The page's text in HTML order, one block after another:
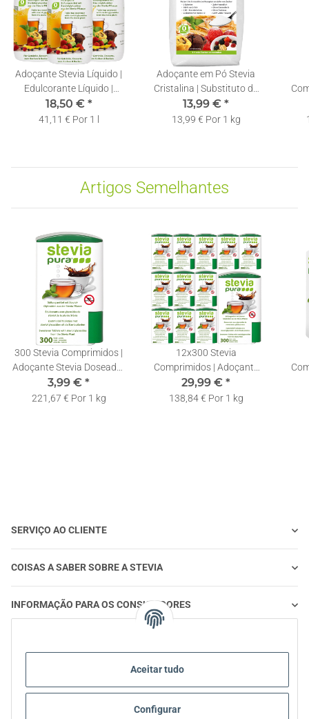
Aceitar tudo
Configurar
Adoçante Stevia Líquido |
Edulcorante Líquido |
Stevia em Gotas | 3x150ml
18,50 € *
41,11 € Por 1 l
Adoçante em Pó Stevia
Cristalina | Substituto do
Açúcar | Adoçante com
Eritritol e Stevia | 1kg
13,99 € *
13,99 € Por 1 kg
Artigos Semelhantes
300 Stevia Comprimidos |
Adoçante Stevia Doseador
| Recarregável | Pastilhas
de Stevia
3,99 € *
221,67 € Por 1 kg
12x300 Stevia
Comprimidos | Adoçante
Stevia Doseador |
Recarregável | Pastilhas de
29,99 € *
138,84 € Por 1 kg
SERVIÇO AO CLIENTE
COISAS A SABER SOBRE A STEVIA
INFORMAÇÃO PARA OS CONSUMIDORES
STEVIA INFORMAÇÃO SOBRE PRODUTOS